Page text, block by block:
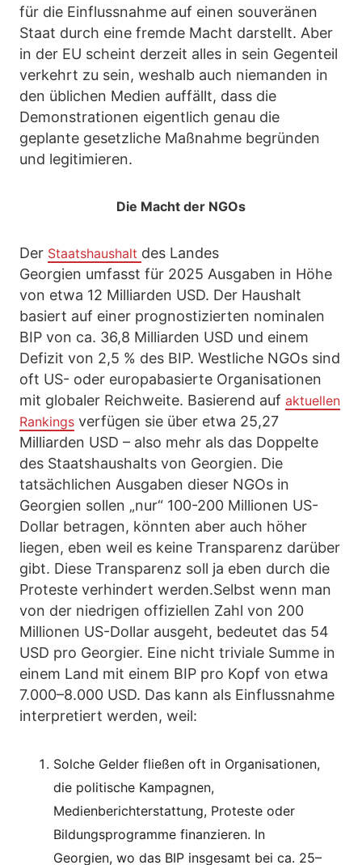
für die Einflussnahme auf einen souveränen
Staat durch eine fremde Macht darstellt. Aber
in der EU scheint derzeit alles in sein Gegenteil
verkehrt zu sein, weshalb auch niemanden in
den üblichen Medien auffällt, dass die
Demonstrationen eigentlich genau die
geplante gesetzliche Maßnahme begründen
und legitimieren.
Die Macht der NGOs
Der Staatshaushalt des Landes
Georgien umfasst für 2025 Ausgaben in Höhe
von etwa 12 Milliarden USD. Der Haushalt
basiert auf einer prognostizierten nominalen
BIP von ca. 36,8 Milliarden USD und einem
Defizit von 2,5 % des BIP. Westliche NGOs sind
oft US- oder europabasierte Organisationen
mit globaler Reichweite. Basierend auf aktuellen
Rankings verfügen sie über etwa 25,27
Milliarden USD – also mehr als das Doppelte
des Staatshaushalts von Georgien. Die
tatsächlichen Ausgaben dieser NGOs in
Georgien sollen „nur“ 100-200 Millionen US-
Dollar betragen, könnten aber auch höher
liegen, eben weil es keine Transparenz darüber
gibt. Diese Transparenz soll ja eben durch die
Proteste verhindert werden.Selbst wenn man
von der niedrigen offiziellen Zahl von 200
Millionen US-Dollar ausgeht, bedeutet das 54
USD pro Georgier. Eine nicht triviale Summe in
einem Land mit einem BIP pro Kopf von etwa
7.000–8.000 USD. Das kann als Einflussnahme
interpretiert werden, weil:
Solche Gelder fließen oft in Organisationen,
die politische Kampagnen,
Medienberichterstattung, Proteste oder
Bildungsprogramme finanzieren. In
Georgien, wo das BIP insgesamt bei ca. 25–